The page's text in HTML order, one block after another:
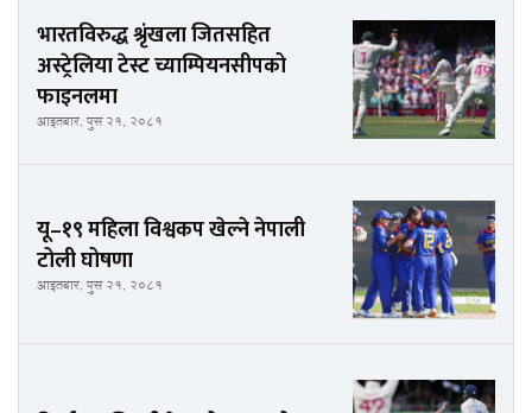
भारतविरुद्ध श्रृंखला जितसहित
अस्ट्रेलिया टेस्ट च्याम्पियनसीपको
फाइनलमा
आइतबार, पुस २१, २०८१
यू–१९ महिला विश्वकप खेल्ने नेपाली
टोली घोषणा
आइतबार, पुस २१, २०८१